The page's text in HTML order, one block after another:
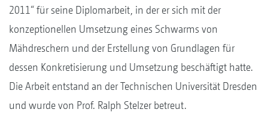
2011“ für seine Diplomarbeit, in der er sich mit der
konzeptionellen Umsetzung eines Schwarms von
Mähdreschern und der Erstellung von Grundlagen für
dessen Konkretisierung und Umsetzung beschäftigt hatte.
Die Arbeit entstand an der Technischen Universität Dresden
und wurde von Prof. Ralph Stelzer betreut.